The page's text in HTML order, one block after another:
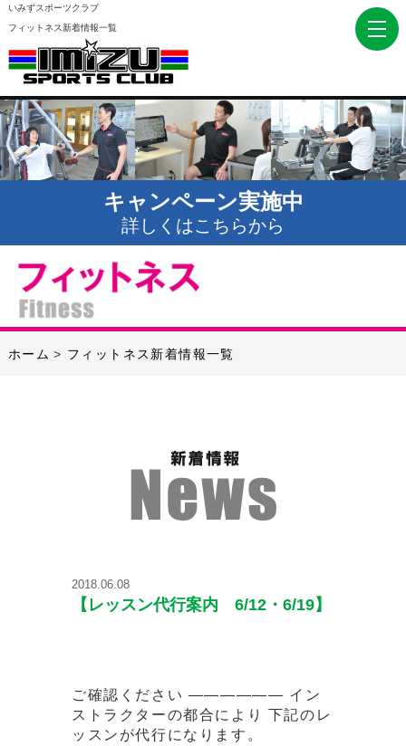
いみずスポーツクラブ
フィットネス新着情報一覧
キャンペーン実施中
詳しくはこちらから
ホーム フィットネス新着情報一覧
2018.06.08
【レッスン代行案内 6/12・6/19】
ご確認ください —————— イン
ストラクターの都合により 下記のレ
ッスンが代行になります。